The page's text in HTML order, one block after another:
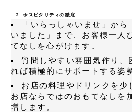
2. ホスピタリティの徹底
「いらっしゃいませ」か
いました」まで、お客様一人
てなしを心がけます。
質問しやすい雰囲気作り、
れば積極的にサポートする姿
お店の料理やドリンクを少
お店ならではのおもてなしを
増します。